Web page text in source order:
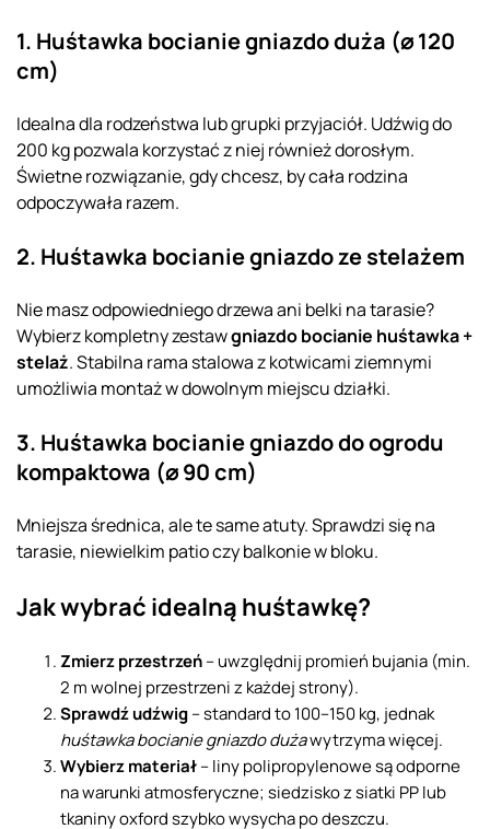
1. Huśtawka bocianie gniazdo duża (⌀ 120
cm)
Idealna dla rodzeństwa lub grupki przyjaciół. Udźwig do
200 kg pozwala korzystać z niej również dorosłym.
Świetne rozwiązanie, gdy chcesz, by cała rodzina
odpoczywała razem.
2. Huśtawka bocianie gniazdo ze stelażem
Nie masz odpowiedniego drzewa ani belki na tarasie?
Wybierz kompletny zestawgniazdo bocianie huśtawka +
stelaż. Stabilna rama stalowa z kotwicami ziemnymi
umożliwia montaż w dowolnym miejscu działki.
3. Huśtawka bocianie gniazdo do ogrodu
kompaktowa (⌀ 90 cm)
Mniejsza średnica, ale te same atuty. Sprawdzi się na
tarasie, niewielkim patio czy balkonie w bloku.
Jak wybrać idealną huśtawkę?
Zmierz przestrzeń– uwzględnij promień bujania (min.
2 m wolnej przestrzeni z każdej strony).
Sprawdź udźwig– standard to 100–150 kg, jednak
huśtawka bocianie gniazdo dużawytrzyma więcej.
Wybierz materiał– liny polipropylenowe są odporne
na warunki atmosferyczne; siedzisko z siatki PP lub
tkaniny oxford szybko wysycha po deszczu.